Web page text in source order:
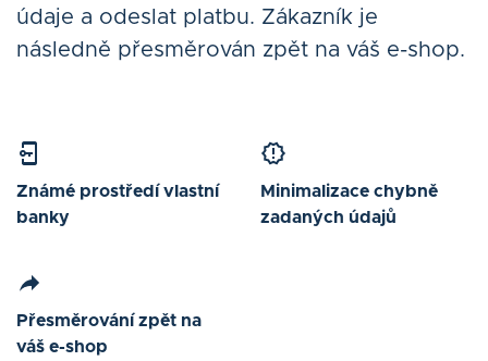
údaje a odeslat platbu. Zákazník je
následně přesměrován zpět na váš e-shop.
Známé prostředí vlastní
banky
Minimalizace chybně
zadaných údajů
Přesměrování zpět na
váš e-shop